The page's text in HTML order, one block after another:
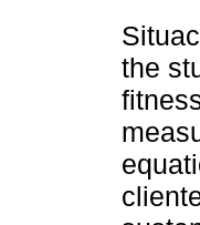
the